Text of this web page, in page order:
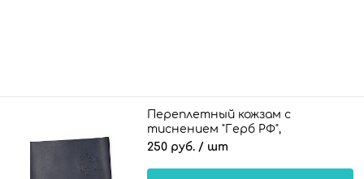
Переплетный кожзам с
тиснением "Герб РФ",
полуглянцевый Гая темно-синий
250 руб. / шт